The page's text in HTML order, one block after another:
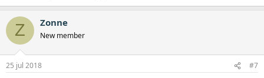
Z Zonne
New member
25 jul 2018 #7